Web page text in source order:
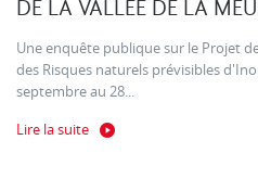
DE LA VALLEE DE LA
Une enquête publique sur le Projet
des Risques naturels prévisibles
septembre au 28...
Lire la suite